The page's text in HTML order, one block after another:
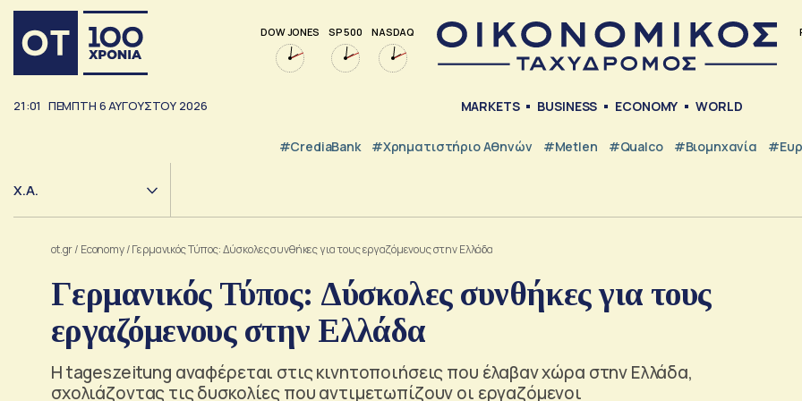
DOW JONES SP 500 NASDAQ
21:01 ΠΈΜΠΤΗ 6ΑΥΓΟΎΣΤΟΥ 2026 MARKETS BUSINESS ECONOMY WORLD
#CrediaBank #Χρηματιστήριο Αθηνών #metlen #Qualco #Βιομηχανία
Χ.Α.
ot.gr/ Economy/Γερμανικός Τύπος: Δύσκολες συνθήκες για τους εργαζόμενους στην Ελλάδα
Γερμανικός Τύπος: Δύσκολες συνθήκες για τους
εργαζόμενους στην Ελλάδα
Η tageszeitung αναφέρεται στις κινητοποιήσεις που έλαβαν χώρα στην Ελλάδα,
σχολιάζοντας τις δυσκολίες που αντιμετωπίζουν οι εργαζόμενοι